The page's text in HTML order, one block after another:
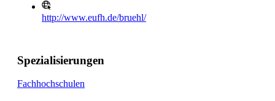
http://www.eufh.de/bruehl/
Spezialisierungen
Fachhochschulen